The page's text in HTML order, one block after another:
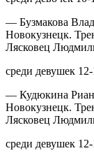
— Бузмакова
Новокузнецк.
Лясковец
среди девушек
— Кудюкина
Новокузнецк.
Лясковец
среди девушек